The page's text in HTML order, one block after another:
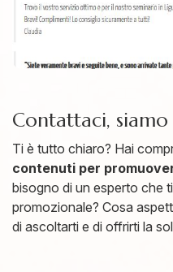
Contattaci,
Ti è tutto chiaro? Hai
contenuti per
bisogno di un esperto che
promozionale? Cosa
di ascoltarti e di offrirti la